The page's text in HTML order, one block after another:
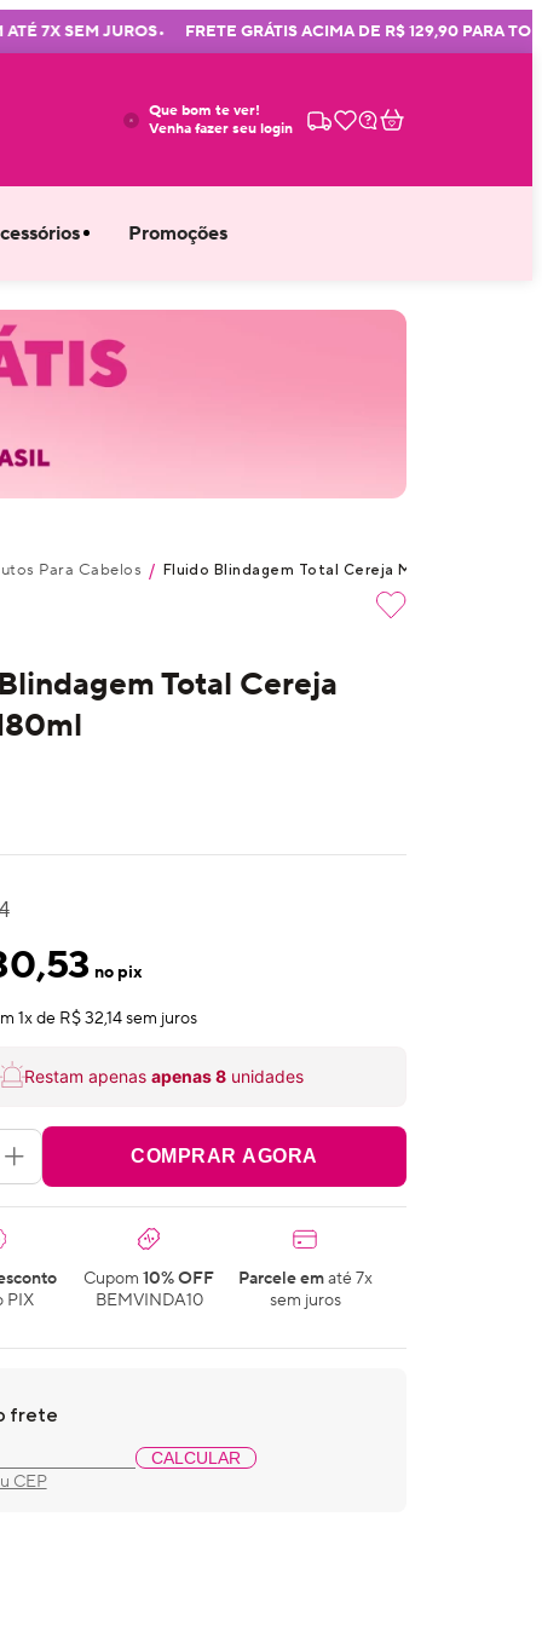
7X SEM JUROS• FRETE GRÁTIS ACIMA DE R$ 129,90 PARA TODO
Que bom te ver!
Venha fazer seu login
Promoções
Para Cabelos / Fluido Blindagem Total Cereja Mania 180ml
Total Cereja
no pix
1x de R$ 32,14sem juros
Restam apenas apenas8 unidades
COMPRAR AGORA
PIX
Cupom10% OFF
BEMVINDA10
Parcele ematé 7x
sem juros
frete
CALCULAR
CEP